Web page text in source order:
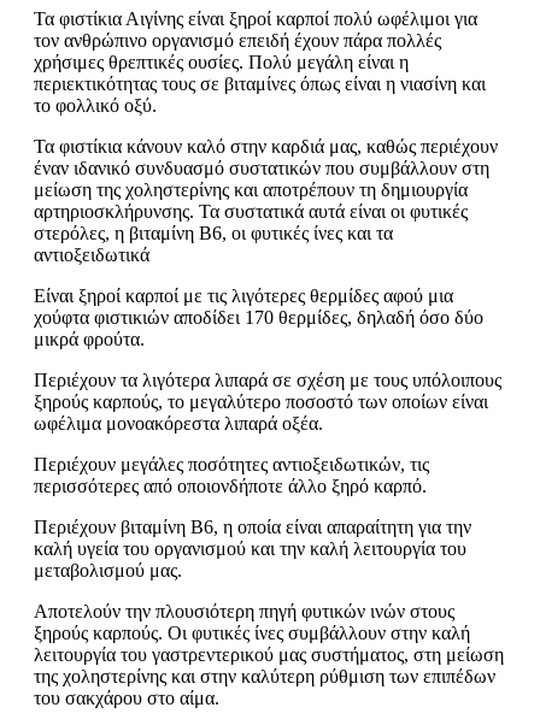
Τα φιστίκια Αιγίνης είναι ξηροί καρποί πολύ ωφέλιμοι για
τον ανθρώπινο οργανισμό επειδή έχουν πάρα πολλές
χρήσιμες θρεπτικές ουσίες. Πολύ μεγάλη είναι η
περιεκτικότητας τους σε βιταμίνες όπως είναι η νιασίνη και
το φολλικό οξύ.
Τα φιστίκια κάνουν καλό στην καρδιά μας, καθώς περιέχουν
έναν ιδανικό συνδυασμό συστατικών που συμβάλλουν στη
μείωση της χοληστερίνης και αποτρέπουν τη δημιουργία
αρτηριοσκλήρυνσης. Τα συστατικά αυτά είναι οι φυτικές
στερόλες, η βιταμίνη Β6, οι φυτικές ίνες και τα
αντιοξειδωτικά
Είναι ξηροί καρποί με τις λιγότερες θερμίδες αφού μια
χούφτα φιστικιών αποδίδει 170 θερμίδες, δηλαδή όσο δύο
μικρά φρούτα.
Περιέχουν τα λιγότερα λιπαρά σε σχέση με τους υπόλοιπους
ξηρούς καρπούς, το μεγαλύτερο ποσοστό των οποίων είναι
ωφέλιμα μονοακόρεστα λιπαρά οξέα.
Περιέχουν μεγάλες ποσότητες αντιοξειδωτικών, τις
περισσότερες από οποιονδήποτε άλλο ξηρό καρπό.
Περιέχουν βιταμίνη Β6, η οποία είναι απαραίτητη για την
καλή υγεία του οργανισμού και την καλή λειτουργία του
μεταβολισμού μας.
Αποτελούν την πλουσιότερη πηγή φυτικών ινών στους
ξηρούς καρπούς. Οι φυτικές ίνες συμβάλλουν στην καλή
λειτουργία του γαστρεντερικού μας συστήματος, στη μείωση
της χοληστερίνης και στην καλύτερη ρύθμιση των επιπέδων
του σακχάρου στο αίμα.